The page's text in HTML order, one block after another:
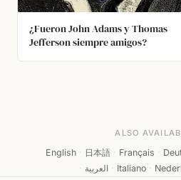
¿Fueron John Adams y Thomas
Jefferson siempre amigos?
ALSO
English · 日本語 · Français ·
· العربية · Italiano ·